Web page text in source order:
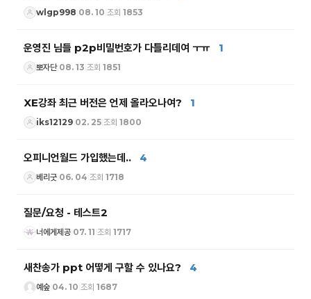
wlgp998 08. 10 조회 1853
운영진 님들 p2p비밀번호가 다틀리데여 ㅜㅠ 1
뽀자단| 08. 13 조회 1851
XE강좌 최근 버전은 언제 올라오나여? 1
iks12129 02. 25 조회 1800
오피니언월드 가입했는데.. 4
베리굿 06. 04 조회 1718
질문/요청 - 테스트2
너에게제공 07. 11 조회 1717
새찬송가 ppt 어떻게 구할 수 있나요? 4
예숲 04. 10 조회 1687